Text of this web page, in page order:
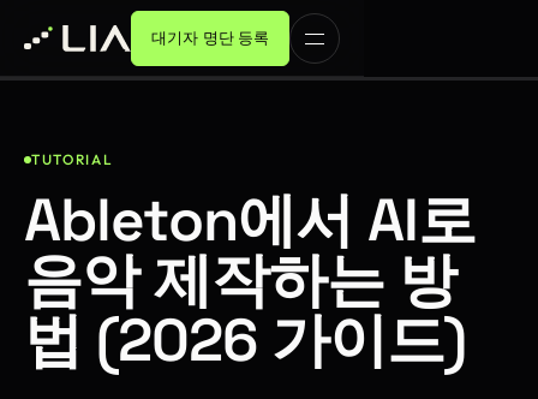
대기자 명단 등록
TUTORIAL
Ableton에서 AI로
음악 제작하는 방
법 (2026 가이드)